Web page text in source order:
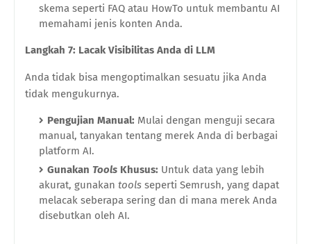
skema seperti FAQ atau HowTo untuk membantu AI
memahami jenis konten Anda.
Langkah 7: Lacak Visibilitas Anda di LLM
Anda tidak bisa mengoptimalkan sesuatu jika Anda
tidak mengukurnya.
Pengujian Manual: Mulai dengan menguji secara
manual, tanyakan tentang merek Anda di berbagai
platform AI.
Gunakan Tools Khusus: Untuk data yang lebih
akurat, gunakan tools seperti Semrush, yang dapat
melacak seberapa sering dan di mana merek Anda
disebutkan oleh AI.